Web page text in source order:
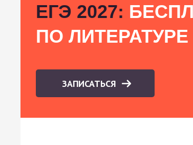
ЕГЭ 2027:
ПО ЛИТЕРАТУРЕ
ЗАПИСАТЬСЯ